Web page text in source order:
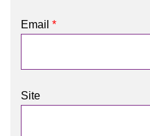
Email *
Site